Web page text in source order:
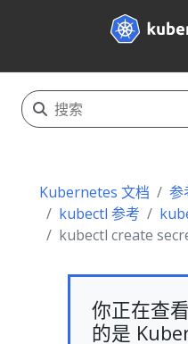
Kubernetes 文档 参
kubectl 参考
kubectl create
你正在查
的是